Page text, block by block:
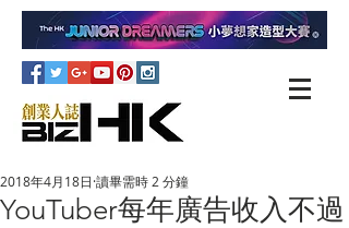
YouTuber每年廣告收入不過
2018年4月18日 讀畢需時 2 分鐘